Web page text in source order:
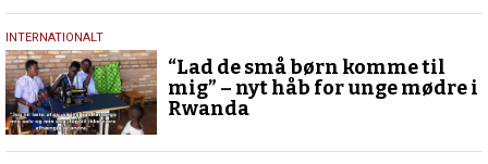
19.
marts
2026
INTERNATIONALT
“Lad de små børn komme til
mig” – nyt håb for unge mødre i
Rwanda